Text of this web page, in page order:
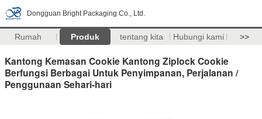
Dongguan Bright Packaging Co., Ltd.
Rumah Produk tentang kita Hubungi kami >>
Kantong Kemasan Cookie Kantong Ziplock Cookie
Berfungsi Berbagai Untuk Penyimpanan, Perjalanan /
Penggunaan Sehari-hari